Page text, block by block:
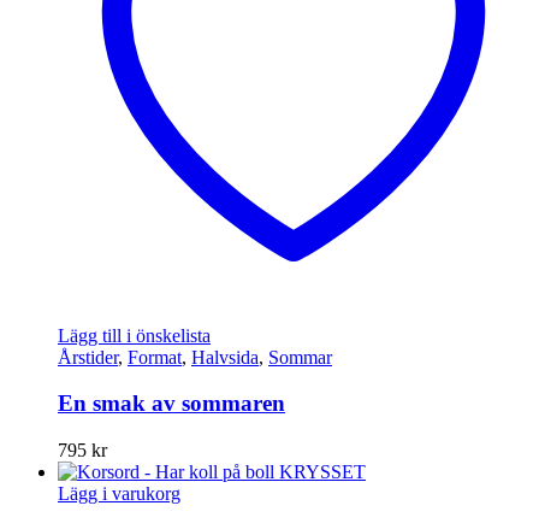
Lägg till i önskelista
Årstider, Format, Halvsida, Sommar
En smak av sommaren
795 kr
Lägg i varukorg